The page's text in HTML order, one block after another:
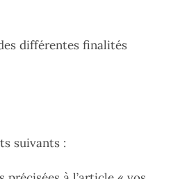
différentes finalités
suivants :